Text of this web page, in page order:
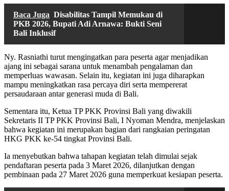
Baca Juga Disabilitas Tampil Memukau di
PKB 2026, Bupati Adi Arnawa: Bukti Seni
Bali Inklusif
Ny. Rasniathi turut mengingatkan para peserta agar menjadikan
ajang ini sebagai sarana untuk menambah pengalaman dan
memperluas wawasan. Selain itu, kegiatan ini juga diharapkan
mampu meningkatkan rasa percaya diri serta mempererat
persaudaraan antar generasi muda di Bali.
Sementara itu, Ketua TP PKK Provinsi Bali yang diwakili
Sekretaris II TP PKK Provinsi Bali, I Nyoman Mendra, menjelaskan
bahwa kegiatan ini merupakan bagian dari rangkaian peringatan
HKG PKK ke-54 tingkat Provinsi Bali.
Ia menyebutkan bahwa tahapan kegiatan telah dimulai sejak
pendaftaran peserta pada 3 Maret 2026, dilanjutkan dengan
pembinaan pada 27 Maret 2026 guna memperkuat kesiapan peserta.